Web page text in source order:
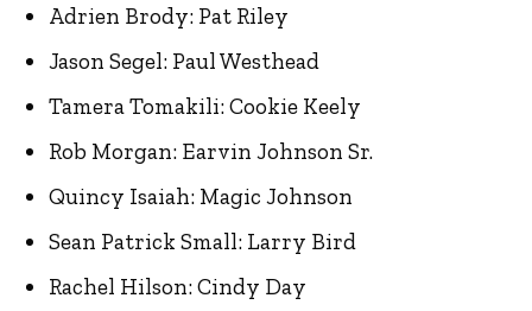
Adrien Brody: Pat Riley
Jason Segel: Paul Westhead
Tamera Tomakili: Cookie Keely
Rob Morgan: Earvin Johnson Sr.
Quincy Isaiah: Magic Johnson
Sean Patrick Small: Larry Bird
Rachel Hilson: Cindy Day